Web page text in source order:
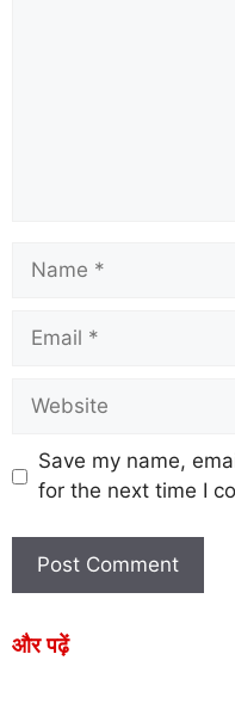
Save my name,
for the next time I
और पढ़ें